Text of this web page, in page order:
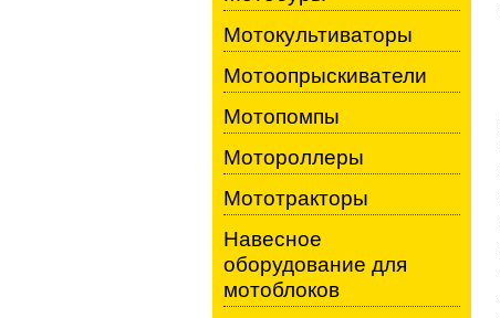
Мотокультиваторы
Мотоопрыскиватели
Мотопомпы
Мотороллеры
Мототракторы
Навесное
оборудование для
мотоблоков